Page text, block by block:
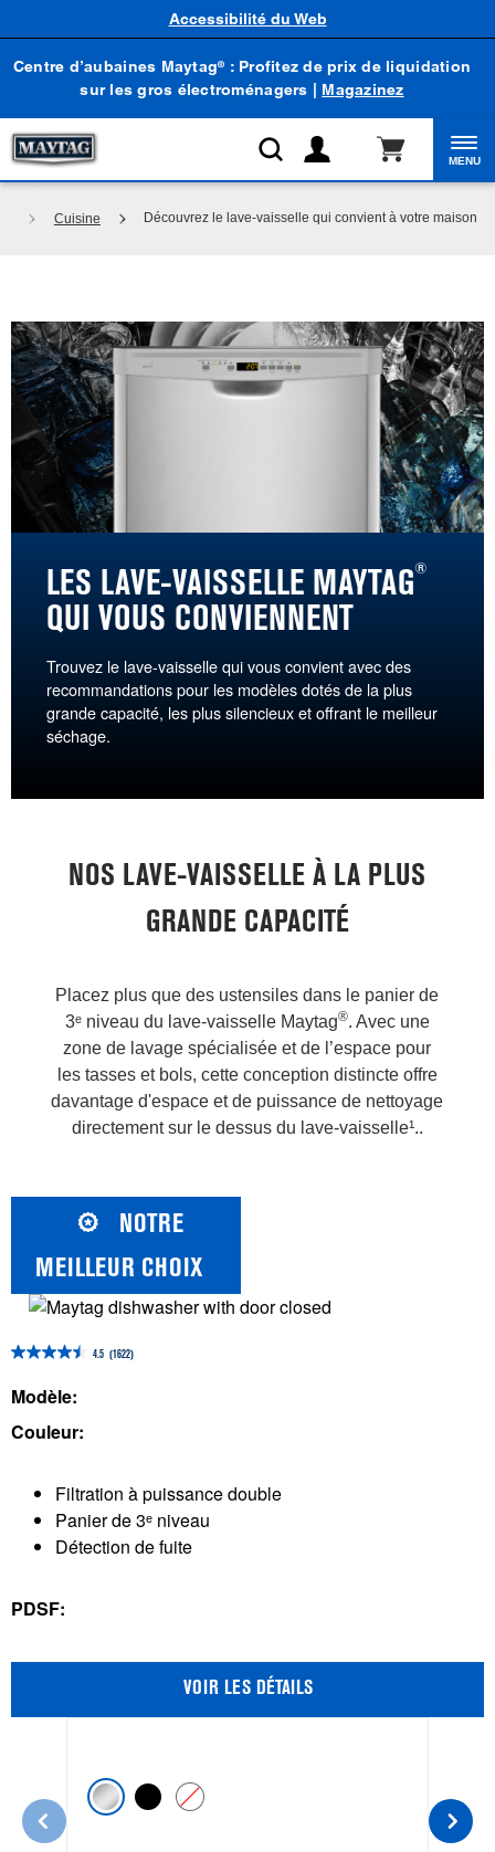
Centre d’aubaines Maytag® : Profitez de prix de liquidation
sur les gros électroménagers | Magazinez
Accessibilité du Web
MENU
Cuisine Découvrez le lave-vaisselle qui convient à votre maison
LES LAVE-VAISSELLE MAYTAG®
QUI VOUS CONVIENNENT
Trouvez le lave-vaisselle qui vous convient avec des
recommandations pour les modèles dotés de la plus
grande capacité, les plus silencieux et offrant le meilleur
séchage.
NOS LAVE-VAISSELLE À LA PLUS
GRANDE CAPACITÉ
Placez plus que des ustensiles dans le panier de
3ᵉ niveau du lave-vaisselle Maytag®. Avec une
zone de lavage spécialisée et de l’espace pour
les tasses et bols, cette conception distincte offre
davantage d'espace et de puissance de nettoyage
directement sur le dessus du lave-vaisselle¹..
NOTRE
MEILLEUR CHOIX
4.5 (1622)
4.5
étoile(s)
5.
évaluations
Modèle:
Couleur:
Filtration à puissance double
Panier de 3ᵉ niveau
Détection de fuite
PDSF:
VOIR LES DÉTAILS
ACIER INOXYDABLE RÉSISTANT AUX TRACES DE
NOIR BLANC